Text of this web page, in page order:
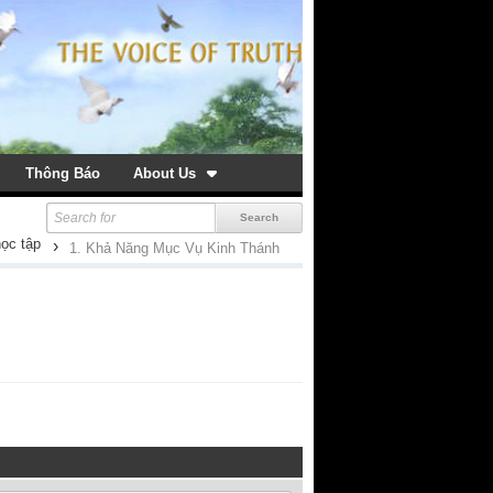
Thông Báo About Us
tập › 1. Khả Năng Mục Vụ Kinh Thánh